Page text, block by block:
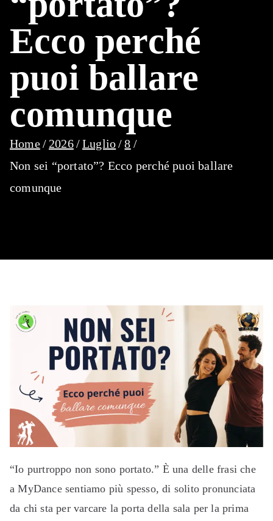
Ecco perché
puoi ballare
comunque
Home 2026 Luglio
8
Non sei “portato”? Ecco perché puoi ballare
comunque
“Io purtroppo non sono portato.” È una delle frasi che
a MyDance sentiamo più spesso, di solito pronunciata
da chi sta per varcare la porta della sala per la prima